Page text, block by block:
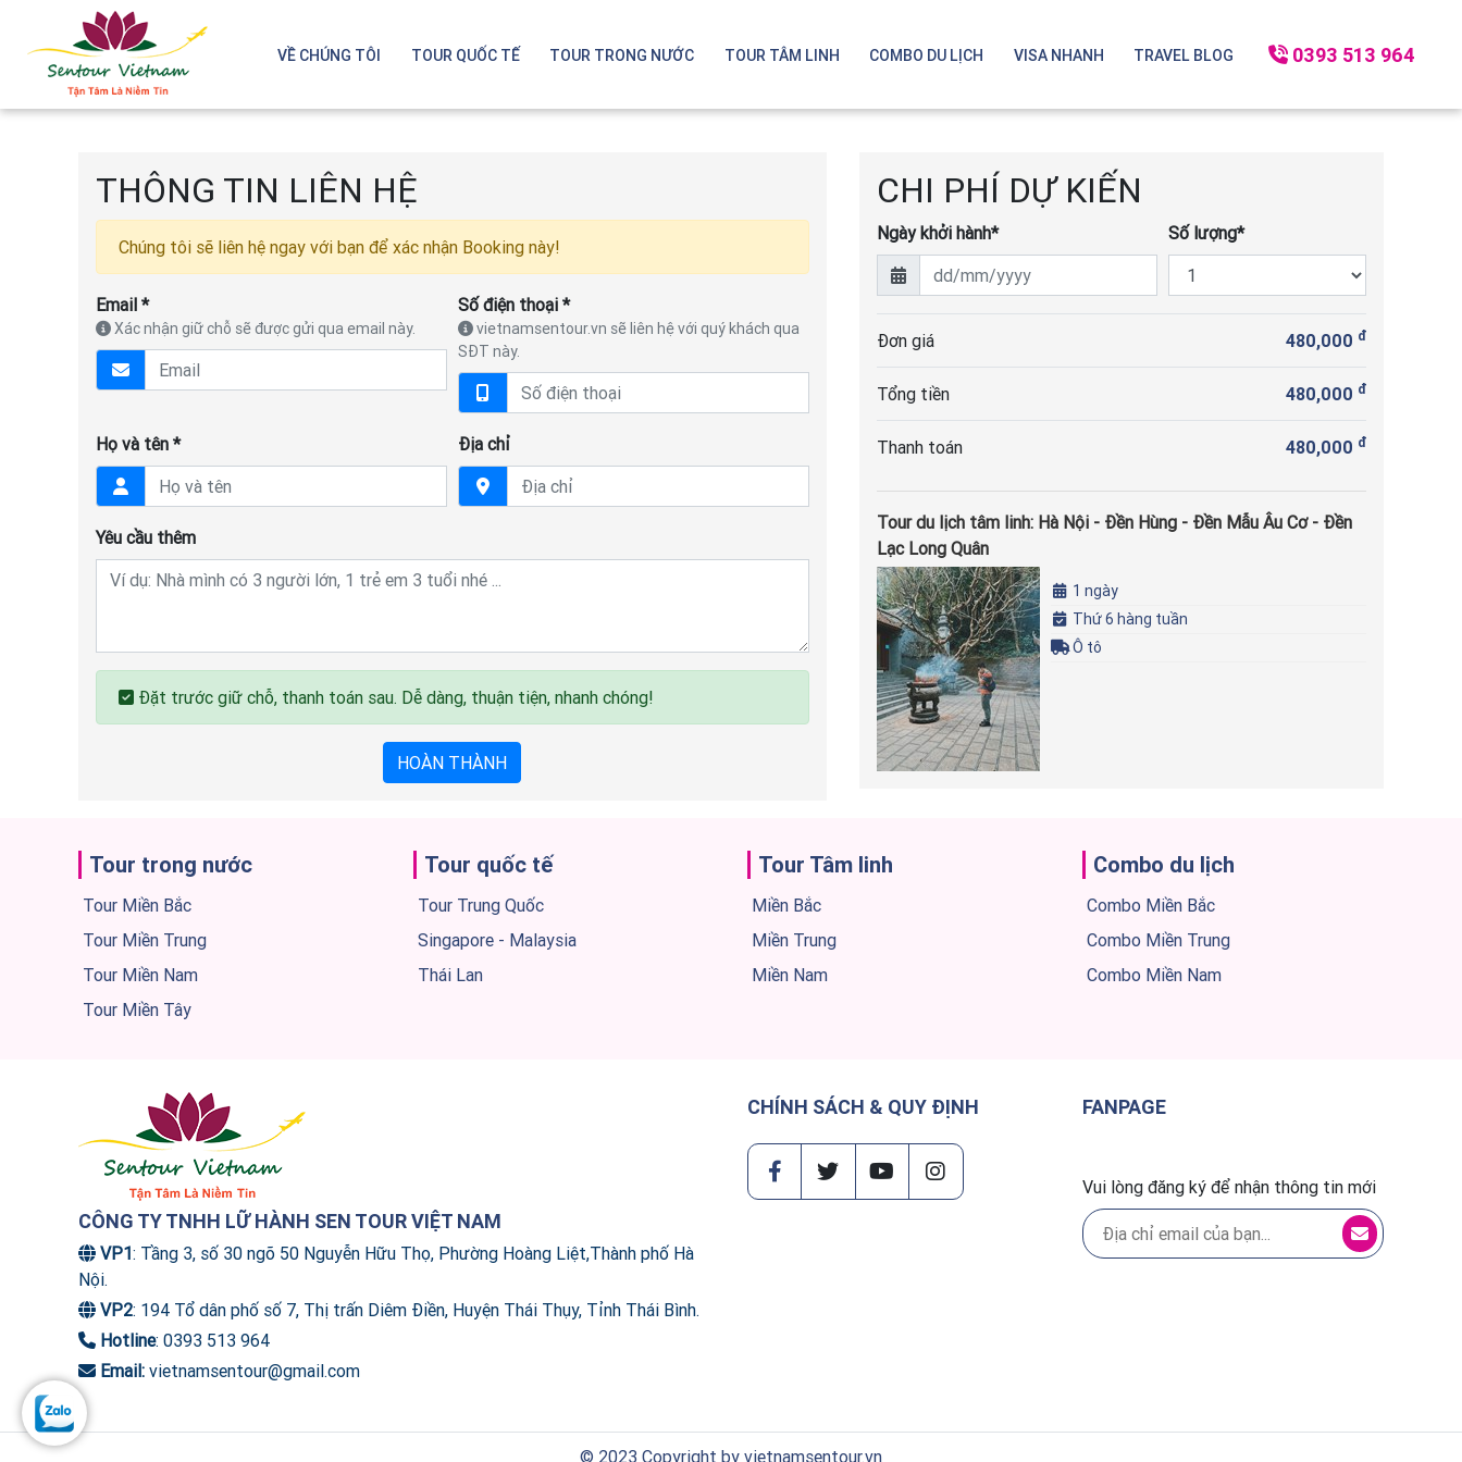
VỀ CHÚNG TÔI TOUR QUỐC TẾ TOUR TRONG NƯỚC TOUR TÂM LINH COMBO DU LỊCH VISA NHANH TRAVEL BLOG 0393 513 964
Bali - Indonesia
THÔNG TIN LIÊN HỆ
Chúng tôi sẽ liên hệ ngay với bạn để xác nhận Booking này!
Email *
Xác nhận giữ chỗ sẽ được gửi qua email này.
Số điện thoại *
vietnamsentour.vn sẽ liên hệ với quý khách qua
SĐT này.
Họ và tên * Địa chỉ
Yêu cầu thêm
Đặt trước giữ chỗ, thanh toán sau. Dễ dàng, thuận tiện, nhanh chóng!
HOÀN THÀNH
CHI PHÍ DỰ KIẾN
Ngày khởi hành* Số lượng*
Đơn giá 480,000 đ
Tổng tiền 480,000 đ
Thanh toán 480,000 đ
Tour du lịch tâm linh: Hà Nội - Đền Hùng - Đền Mẫu Âu Cơ - Đền
Lạc Long Quân
1 ngày
Thứ 6 hàng tuần
Ô tô
Tour trong nước
Tour Miền Bắc
Tour Miền Trung
Tour Miền Nam
Tour Miền Tây
Tour quốc tế
Tour Trung Quốc
Singapore - Malaysia
Thái Lan
Tour Tâm linh
Miền Bắc
Miền Trung
Miền Nam
Combo du lịch
Combo Miền Bắc
Combo Miền Trung
Combo Miền Nam
CÔNG TY TNHH LỮ HÀNH SEN TOUR VIỆT NAM
VP1: Tầng 3, số 30 ngõ 50 Nguyễn Hữu Thọ, Phường Hoàng Liệt,Thành phố Hà
Nội.
VP2: 194 Tổ dân phố số 7, Thị trấn Diêm Điền, Huyện Thái Thụy, Tỉnh Thái Bình.
Hotline: 0393 513 964
Email: vietnamsentour@gmail.com
CHÍNH SÁCH & QUY ĐỊNH FANPAGE
Vui lòng đăng ký để nhận thông tin mới
© 2023 Copyright by vietnamsentour.vn